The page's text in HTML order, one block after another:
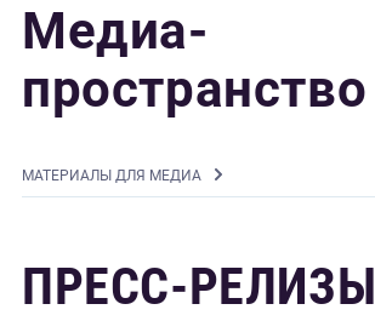
Медиа-
пространство
MАТЕРИАЛЫ ДЛЯ МЕДИА
ПРЕСС-РЕЛИЗЫ